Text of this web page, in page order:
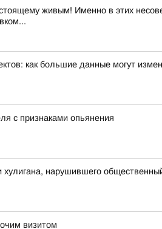
живым! Именно в этих
как большие данные могут
с признаками опьянения
нарушившего
визитом